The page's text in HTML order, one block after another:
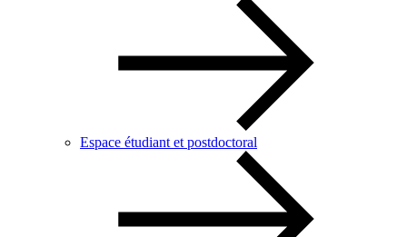
Espace étudiant et postdoctoral